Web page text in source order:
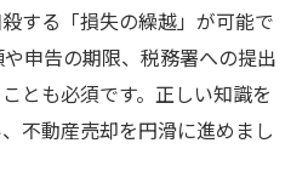
する「損失の繰越」が可能で
申告の期限、税務署への提出
とも必須です。正しい知識を
不動産売却を円滑に進めまし